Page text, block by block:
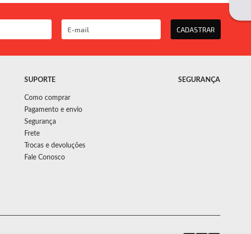
CADASTRAR
SUPORTE
Como comprar
Pagamento e envio
Segurança
Frete
Trocas e devoluções
Fale Conosco
SEGURANÇA